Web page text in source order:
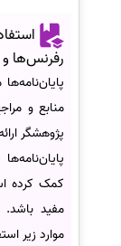
رفرنس‌ها
منابع و
پژوهشگر
کمک کرده
مفید باشد.
موارد زیر